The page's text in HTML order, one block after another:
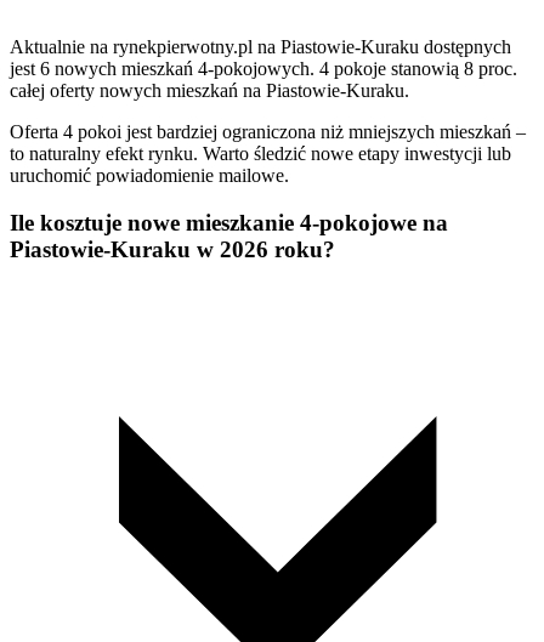
Aktualnie na rynekpierwotny.pl na Piastowie-Kuraku dostępnych
jest 6 nowych mieszkań 4-pokojowych. 4 pokoje stanowią 8 proc.
całej oferty nowych mieszkań na Piastowie-Kuraku.
Oferta 4 pokoi jest bardziej ograniczona niż mniejszych mieszkań –
to naturalny efekt rynku. Warto śledzić nowe etapy inwestycji lub
uruchomić powiadomienie mailowe.
Ile kosztuje nowe mieszkanie 4-pokojowe na
Piastowie-Kuraku w 2026 roku?